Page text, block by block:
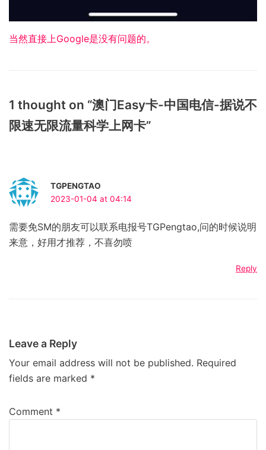
当然直接上Google是没有问题的。
1 thought on “澳门Easy卡-中国电信-据说不
限速无限流量科学上网卡”
TGPENGTAO
2023-01-04 at 04:14
需要免SM的朋友可以联系电报号TGPengtao,问的时候说明
来意，好用才推荐，不喜勿喷
Reply
Leave a Reply
Your email address will not be published. Required
fields are marked *
Comment *